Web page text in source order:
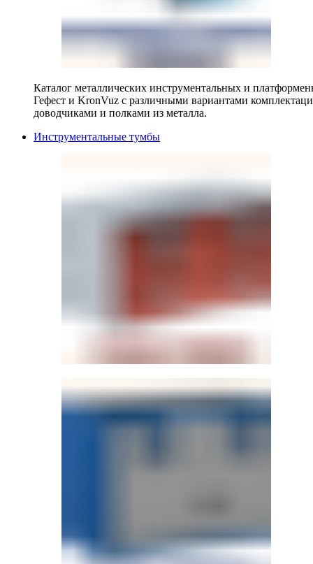
Каталог металлических инструментальных и
Гефест и KronVuz с различными вариантами
доводчиками и полками из металла.
Инструментальные тумбы